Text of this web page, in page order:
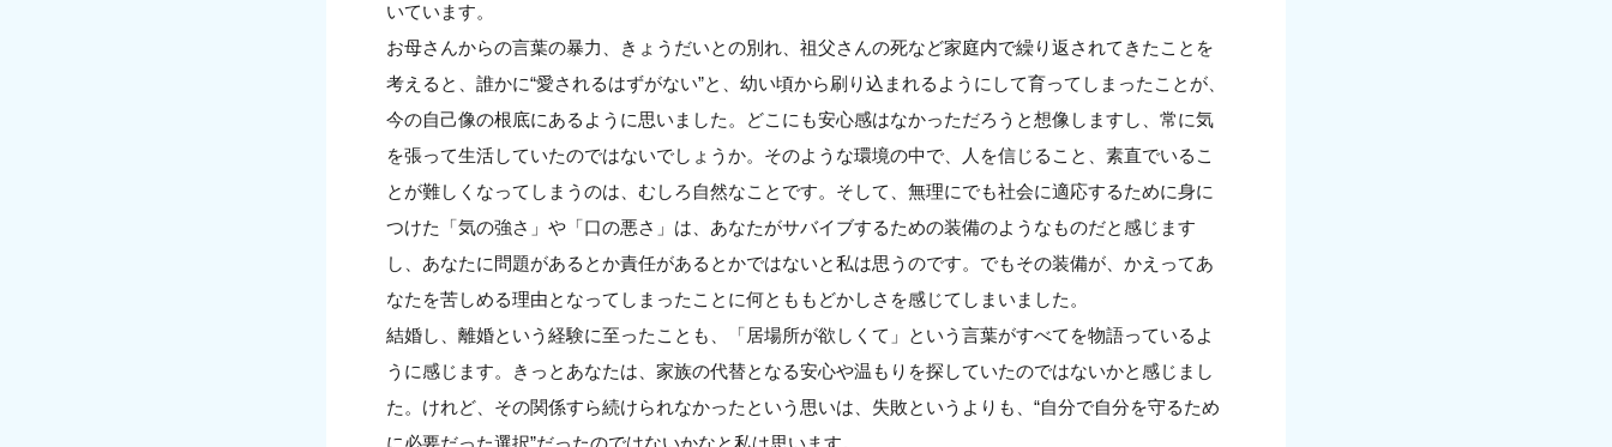
いています。
お母さんからの言葉の暴力、きょうだいとの別れ、祖父さんの死など家庭内で繰り返されてきたことを
考えると、誰かに“愛されるはずがない”と、幼い頃から刷り込まれるようにして育ってしまったことが、
今の自己像の根底にあるように思いました。どこにも安心感はなかっただろうと想像しますし、常に気
を張って生活していたのではないでしょうか。そのような環境の中で、人を信じること、素直でいるこ
とが難しくなってしまうのは、むしろ自然なことです。そして、無理にでも社会に適応するために身に
つけた「気の強さ」や「口の悪さ」は、あなたがサバイブするための装備のようなものだと感じます
し、あなたに問題があるとか責任があるとかではないと私は思うのです。でもその装備が、かえってあ
なたを苦しめる理由となってしまったことに何とももどかしさを感じてしまいました。
結婚し、離婚という経験に至ったことも、「居場所が欲しくて」という言葉がすべてを物語っているよ
うに感じます。きっとあなたは、家族の代替となる安心や温もりを探していたのではないかと感じまし
た。けれど、その関係すら続けられなかったという思いは、失敗というよりも、“自分で自分を守るため
に必要だった選択”だったのではないかなと私は思います。